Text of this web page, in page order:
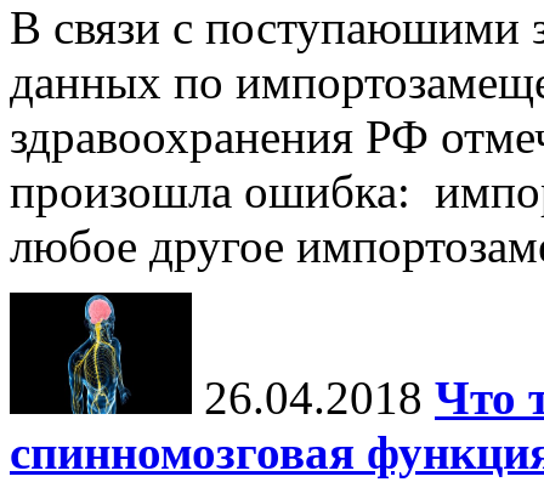
В связи с поступаюшими
данных по
здравоохранения РФ
произошла ошибка:
любое другое
26.04.2018 Что
спинномозговая